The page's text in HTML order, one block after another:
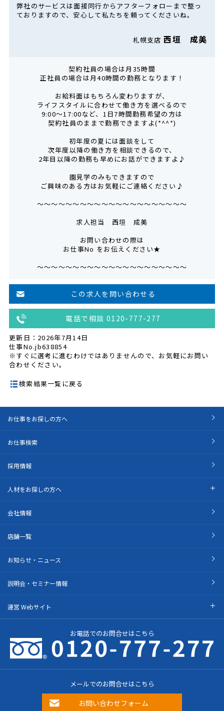
弊社のサービスは面接同行からアフターフォローまで整っ
ておりますので、安心して私たちを頼ってくださいね。
札幌支店西垣 成美
契約社員の場合は月35時間
正社員の場合は月40時間の勤務となります！
お給料面はもちろん変わりますが、
ライフスタイルに合わせて働き方を選べるので
9:00～17:00など、1日7時間勤務希望の方は
契約社員のままで勤務できますよ(*^^*)
初年度の夏には面談をして
次年度以降の働き方を相談できるので、
2年目以降の勤務も早めにお話ができますよ♪
園見学のみもできますので
ご興味のある方はお気軽にご連絡ください♪
～～～～～～～～～～～～～～～～～～～～～
求人担当 西垣 成美
お問い合わせの際は
お仕事No をお伝えください★
～～～～～～～～～～～～～～～～～～～～～
この求人を問い合わせる
電話で相談 0120-777-277
更新日：2026年7月14日
仕事No.jb638854
※すぐに選考に進むわけではありませんので、お気軽にお問い
合わせください。
検索結果一覧に戻る
お仕事をお探しの方へ
お仕事検索
採用情報
人材をお探しの方へ
会社情報
店舗一覧
お知らせ・ニュース
説明会・セミナー情報
運営 Webサイト
お電話でのお問合せはこちら
メールでのお問合せはこちら
お問い合わせフォーム